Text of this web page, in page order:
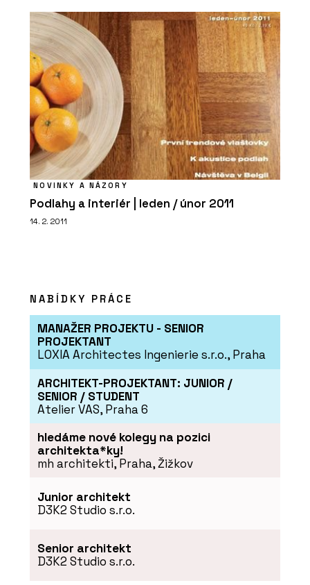
NOVINKY A NÁZORY
Podlahy a interiér | leden / únor 2011
14. 2. 2011
NABÍDKY PRÁCE
MANAŽER PROJEKTU - SENIOR
PROJEKTANT
LOXIA Architectes Ingenierie s.r.o., Praha
ARCHITEKT-PROJEKTANT: JUNIOR /
SENIOR / STUDENT
Atelier VAS, Praha 6
hledáme nové kolegy na pozici
architekta*ky!
mh architekti, Praha, Žižkov
Junior architekt
D3K2 Studio s.r.o.
Senior architekt
D3K2 Studio s.r.o.